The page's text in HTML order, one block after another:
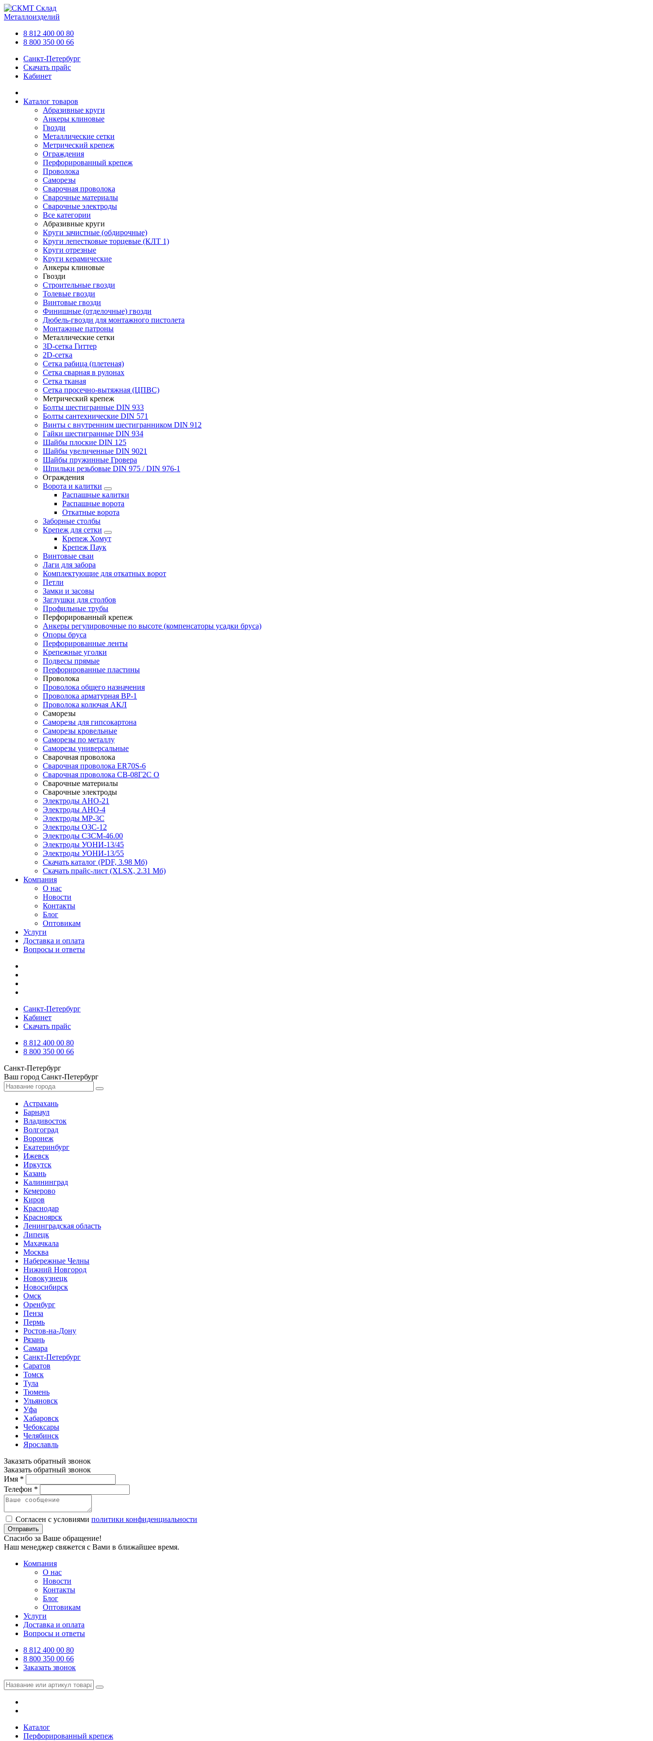
Склад
Металлоизделий
8 812 400 00 80
8 800 350 00 66
Санкт-Петербург
Скачать прайс
Кабинет
Каталог товаров
Абразивные круги
Анкеры клиновые
Гвозди
Металлические сетки
Метрический крепеж
Ограждения
Перфорированный крепеж
Проволока
Саморезы
Сварочная проволока
Сварочные материалы
Сварочные электроды
Все категории
Абразивные круги
Круги зачистные (обдирочные)
Круги лепестковые торцевые (КЛТ 1)
Круги отрезные
Круги керамические
Анкеры клиновые
Гвозди
Строительные гвозди
Толевые гвозди
Винтовые гвозди
Финишные (отделочные) гвозди
Дюбель-гвозди для монтажного пистолета
Монтажные патроны
Металлические сетки
3D-сетка Гиттер
2D-сетка
Сетка рабица (плетеная)
Сетка сварная в рулонах
Сетка тканая
Сетка просечно-вытяжная (ЦПВС)
Метрический крепеж
Болты шестигранные DIN 933
Болты сантехнические DIN 571
Винты с внутренним шестигранником DIN 912
Гайки шестигранные DIN 934
Шайбы плоские DIN 125
Шайбы увеличенные DIN 9021
Шайбы пружинные Гровера
Шпильки резьбовые DIN 975 / DIN 976-1
Ограждения
Ворота и калитки
Распашные калитки
Распашные ворота
Откатные ворота
Заборные столбы
Крепеж для сетки
Крепеж Хомут
Крепеж Паук
Винтовые сваи
Лаги для забора
Комплектующие для откатных ворот
Петли
Замки и засовы
Заглушки для столбов
Профильные трубы
Перфорированный крепеж
Анкеры регулировочные по высоте (компенсаторы усадки бруса)
Опоры бруса
Перфорированные ленты
Крепежные уголки
Подвесы прямые
Перфорированные пластины
Проволока
Проволока общего назначения
Проволока арматурная ВР-1
Проволока колючая АКЛ
Саморезы
Саморезы для гипсокартона
Саморезы кровельные
Саморезы по металлу
Саморезы универсальные
Сварочная проволока
Сварочная проволока ER70S-6
Сварочная проволока СВ-08Г2С О
Сварочные материалы
Сварочные электроды
Электроды АНО-21
Электроды АНО-4
Электроды МР-3С
Электроды ОЗС-12
Электроды СЗСМ-46.00
Электроды УОНИ-13/45
Электроды УОНИ-13/55
Скачать каталог (PDF, 3.98 Мб)
Скачать прайс-лист (XLSX, 2.31 Мб)
Компания
О нас
Новости
Контакты
Блог
Оптовикам
Услуги
Доставка и оплата
Вопросы и ответы
Санкт-Петербург
Кабинет
Скачать прайс
8 812 400 00 80
8 800 350 00 66
Санкт-Петербург
Ваш город Санкт-Петербург
Астрахань
Барнаул
Владивосток
Волгоград
Воронеж
Екатеринбург
Ижевск
Иркутск
Казань
Калининград
Кемерово
Киров
Краснодар
Красноярск
Ленинградская область
Липецк
Махачкала
Москва
Набережные Челны
Нижний Новгород
Новокузнецк
Новосибирск
Омск
Оренбург
Пенза
Пермь
Ростов-на-Дону
Рязань
Самара
Санкт-Петербург
Саратов
Томск
Тула
Тюмень
Ульяновск
Уфа
Хабаровск
Чебоксары
Челябинск
Ярославль
Заказать обратный звонок
Заказать обратный звонок
Имя *
Телефон *
Согласен с условиями политики конфиденциальности
Отправить
Спасибо за Ваше обращение!
Наш менеджер свяжется с Вами в ближайшее время.
Компания
О нас
Новости
Контакты
Блог
Оптовикам
Услуги
Доставка и оплата
Вопросы и ответы
8 812 400 00 80
8 800 350 00 66
Заказать звонок
Каталог
Перфорированный крепеж